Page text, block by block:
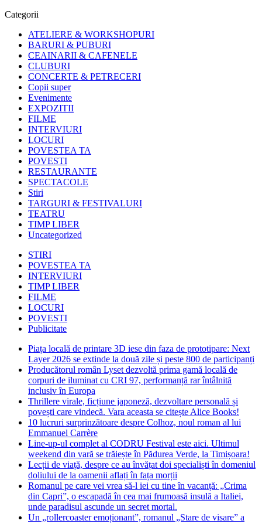
Categorii
ATELIERE & WORKSHOPURI
BARURI & PUBURI
CEAINARII & CAFENELE
CLUBURI
CONCERTE & PETRECERI
Copii super
Evenimente
EXPOZITII
FILME
INTERVIURI
LOCURI
POVESTEA TA
POVESTI
RESTAURANTE
SPECTACOLE
Stiri
TARGURI & FESTIVALURI
TEATRU
TIMP LIBER
Uncategorized
STIRI
POVESTEA TA
INTERVIURI
TIMP LIBER
FILME
LOCURI
POVESTI
Publicitate
Piața locală de printare 3D iese din faza de prototipare: Next
Layer 2026 se extinde la două zile și peste 800 de participanți
Producătorul român Lyset dezvoltă prima gamă locală de
corpuri de iluminat cu CRI 97, performanță rar întâlnită
inclusiv în Europa
Thrillere virale, ficțiune japoneză, dezvoltare personală și
povești care vindecă. Vara aceasta se citește Alice Books!
10 lucruri surprinzătoare despre Colhoz, noul roman al lui
Emmanuel Carrère
Line-up-ul complet al CODRU Festival este aici. Ultimul
weekend din vară se trăiește în Pădurea Verde, la Timișoara!
Lecții de viață, despre ce au învățat doi specialiști în domeniul
doliului de la oamenii aflați în fața morții
Romanul pe care vei vrea să-l iei cu tine în vacanță: „Crima
din Capri”, o escapadă în cea mai frumoasă insulă a Italiei,
unde paradisul ascunde un secret mortal.
Un „rollercoaster emoționant”, romanul „Stare de visare” a